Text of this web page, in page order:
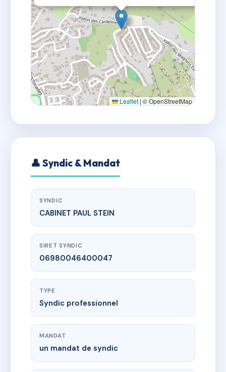
Leaflet | © OpenStreetMap
👤 Syndic & Mandat
SYNDIC
CABINET PAUL STEIN
SIRET SYNDIC
06980046400047
TYPE
Syndic professionnel
MANDAT
un mandat de syndic